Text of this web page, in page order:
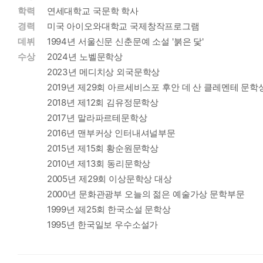
학력
연세대학교 국문학 학사
경력
미국 아이오와대학교 국제창작프로그램
데뷔
1994년 서울신문 신춘문예 소설 '붉은 닻'
수상
2024년 노벨문학상
2023년 메디치상 외국문학상
2019년 제29회 아르세비스포 후안 데 산 클레멘테 문학
2018년 제12회 김유정문학상
2017년 말라파르테문학상
2016년 맨부커상 인터내셔널부문
2015년 제15회 황순원문학상
2010년 제13회 동리문학상
2005년 제29회 이상문학상 대상
2000년 문화관광부 오늘의 젊은 예술가상 문학부문
1999년 제25회 한국소설 문학상
1995년 한국일보 우수소설가